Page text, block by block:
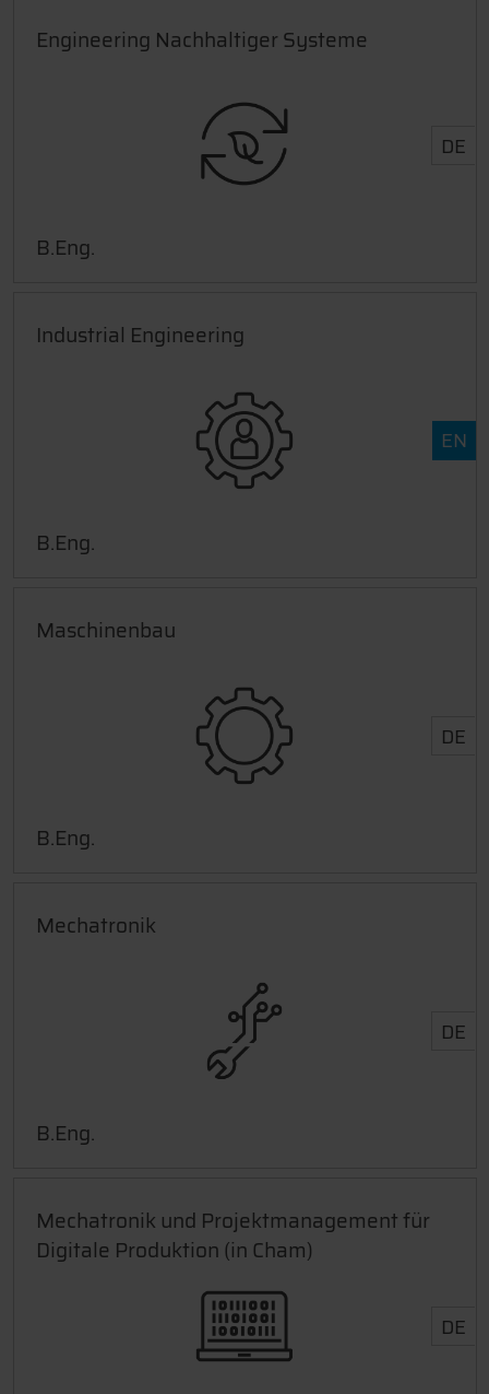
Engineering Nachhaltiger Systeme
DE
B.Eng.
Industrial Engineering
EN
B.Eng.
Maschinenbau
DE
B.Eng.
Mechatronik
DE
B.Eng.
Mechatronik und Projektmanagement für
Digitale Produktion (in Cham)
DE